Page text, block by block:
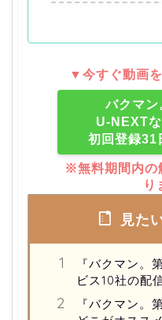
▼今すぐ動画
バクマ
U-NEXT
初回登録31
※無料期間内の
り
見た
『バクマン。
ビス10社の配
『バクマン。